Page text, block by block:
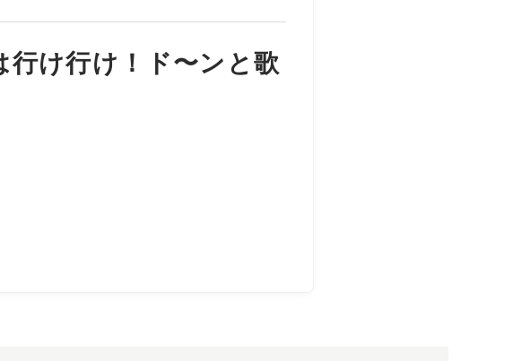
け行け！ド〜ンと歌